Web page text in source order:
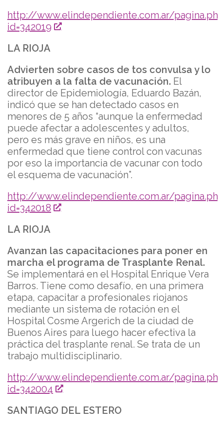
http://www.elindependiente.com.ar/
id=342019
LA RIOJA
Advierten sobre casos de tos convulsa y lo
atribuyen a la falta de vacunación. El
director de Epidemiología, Eduardo Bazán,
indicó que se han detectado casos en
menores de 5 años “aunque la enfermedad
puede afectar a adolescentes y adultos,
pero es más grave en niños, es una
enfermedad que tiene control con vacunas
por eso la importancia de vacunar con todo
el esquema de vacunación”.
http://www.elindependiente.com.ar/
id=342018
LA RIOJA
Avanzan las capacitaciones para poner en
marcha el programa de Trasplante Renal.
Se implementará en el Hospital Enrique Vera
Barros. Tiene como desafío, en una primera
etapa, capacitar a profesionales riojanos
mediante un sistema de rotación en el
Hospital Cosme Argerich de la ciudad de
Buenos Aires para luego hacer efectiva la
práctica del trasplante renal. Se trata de un
trabajo multidisciplinario.
http://www.elindependiente.com.ar/
id=342004
SANTIAGO DEL ESTERO